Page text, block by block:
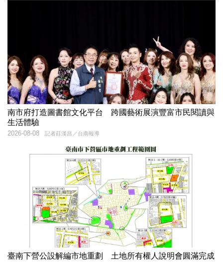
南市府打造圖書館文化平台 跨國藝術展演豐富市民閱讀與
生活體驗
記者莊漢昌／台南報導
2026-08-08
臺南下營公設解編市地重劃 土地所有權人說明會圓滿完成